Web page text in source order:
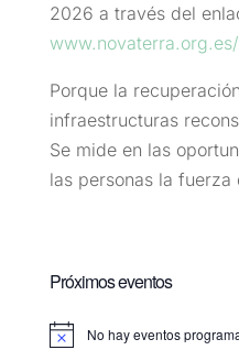
2026 a través del
Porque la
infraestructuras
Se mide en las
las personas la fuerza
Próximos eventos
Aviso No hay eventos